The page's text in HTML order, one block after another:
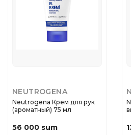
NEUTROGENA
Neutrogena Крем для рук
(ароматный) 75 мл
56 000 sum